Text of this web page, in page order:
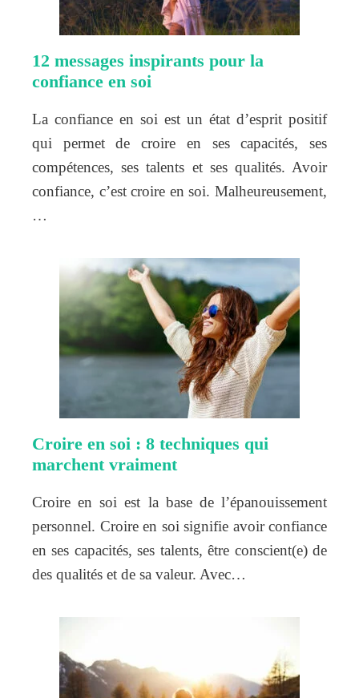
12 messages inspirants pour la
confiance en soi
La confiance en soi est un état d’esprit positif
qui permet de croire en ses capacités, ses
compétences, ses talents et ses qualités. Avoir
confiance, c’est croire en soi. Malheureusement,
…
Croire en soi : 8 techniques qui
marchent vraiment
Croire en soi est la base de l’épanouissement
personnel. Croire en soi signifie avoir confiance
en ses capacités, ses talents, être conscient(e) de
des qualités et de sa valeur. Avec…